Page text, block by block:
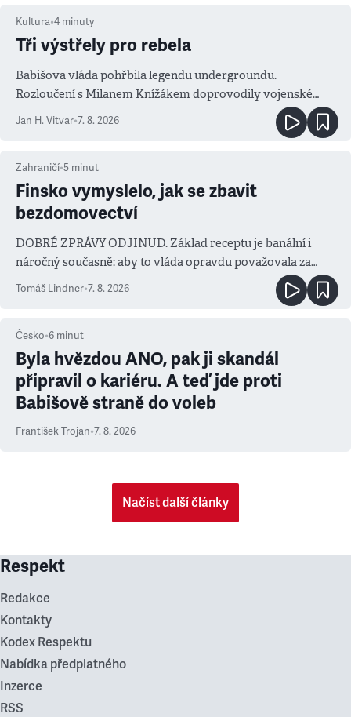
Kultura•4 minuty
Tři výstřely pro rebela
Babišova vláda pohřbila legendu undergroundu.
Rozloučení s Milanem Knížákem doprovodily vojenské
salvy i kritika pokrokářů
Jan H. Vitvar•7. 8. 2026
Zahraničí•5 minut
Finsko vymyslelo, jak se zbavit
bezdomovectví
DOBRÉ ZPRÁVY ODJINUD. Základ receptu je banální i
náročný současně: aby to vláda opravdu považovala za
prioritu
Tomáš Lindner•7. 8. 2026
Česko•6 minut
Byla hvězdou ANO, pak ji skandál
připravil o kariéru. A teď jde proti
Babišově straně do voleb
František Trojan•7. 8. 2026
Načíst další články
Respekt
Redakce
Kontakty
Kodex Respektu
Nabídka předplatného
Inzerce
RSS